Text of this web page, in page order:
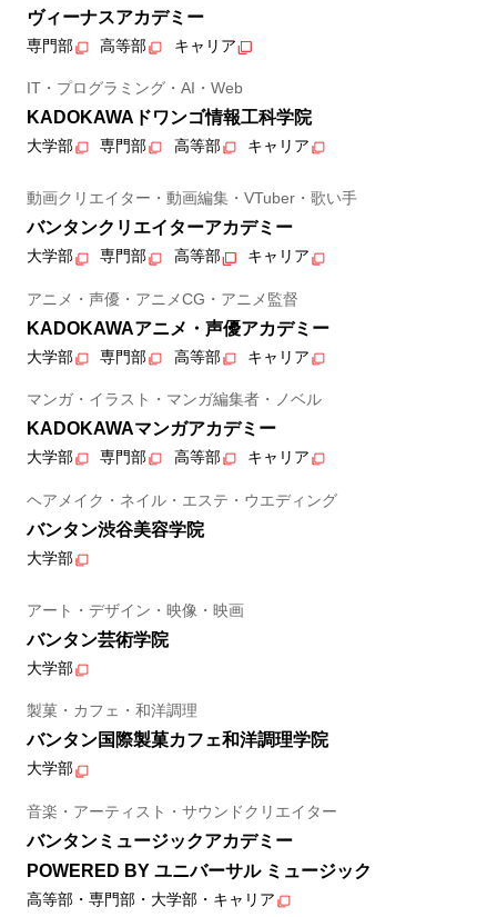
ヴィーナスアカデミー
専門部 高等部 キャリア
IT・プログラミング・AI・Web
KADOKAWAドワンゴ情報工科学院
大学部 専門部 高等部 キャリア
動画クリエイター・動画編集・VTuber・歌い手
バンタンクリエイターアカデミー
大学部 専門部 高等部 キャリア
アニメ・声優・アニメCG・アニメ監督
KADOKAWAアニメ・声優アカデミー
大学部 専門部 高等部 キャリア
マンガ・イラスト・マンガ編集者・ノベル
KADOKAWAマンガアカデミー
大学部 専門部 高等部 キャリア
ヘアメイク・ネイル・エステ・ウエディング
バンタン渋谷美容学院
大学部
アート・デザイン・映像・映画
バンタン芸術学院
大学部
製菓・カフェ・和洋調理
バンタン国際製菓カフェ和洋調理学院
大学部
音楽・アーティスト・サウンドクリエイター
バンタンミュージックアカデミー
POWERED BY ユニバーサル ミュージック
高等部・専門部・大学部・キャリア